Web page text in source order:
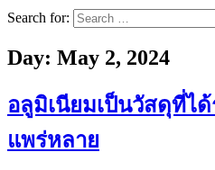
Search for:
Day: May 2, 2024
อลูมิเนียมเป็นวัสดุที่ไ
แพร่หลาย